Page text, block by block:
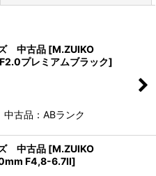
込む
中古品 [M.ZUIKO
プレミアムブラック]
古品：ABランク
中古品 [M.ZUIKO
F4,8-6.7II]